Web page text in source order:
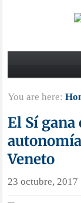
You are here:
El Sí
Veneto
23 octubre, 2017